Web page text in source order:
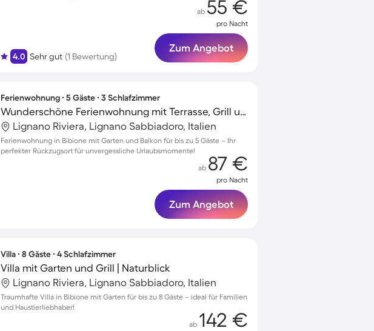
4.0 Sehr gut (1 Bewertung)
ab 55 €
pro Nacht
Zum Angebot
Ferienwohnung ∙ 5 Gäste ∙ 3 Schlafzimmer
Wunderschöne Ferienwohnung mit Terrasse, Grill und Garten | Hunde erlaubt
Lignano Riviera, Lignano Sabbiadoro, Italien
Ferienwohnung in Bibione mit Garten und Balkon für bis zu 5 Gäste – Ihr
perfekter Rückzugsort für unvergessliche Urlaubsmomente!
ab 87 €
pro Nacht
Zum Angebot
Villa ∙ 8 Gäste ∙ 4 Schlafzimmer
Villa mit Garten und Grill | Naturblick
Lignano Riviera, Lignano Sabbiadoro, Italien
Traumhafte Villa in Bibione mit Garten für bis zu 8 Gäste – ideal für Familien
und Haustierliebhaber!
ab 142 €